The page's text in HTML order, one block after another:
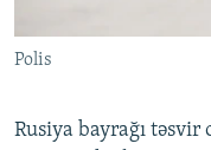
Polis
Rusiya bayrağı